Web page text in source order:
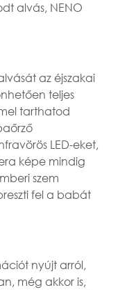
alvás, NENO
az éjszakai
teljes
tarthatod
LED-eket,
képe mindig
szem
fel a babát
nyújt arról,
még akkor is,